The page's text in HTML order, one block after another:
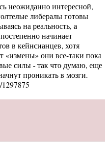
неожиданно интересной,
либералы готовы
на реальность, а
начинает
в кейнсианцев, хотя
«измены» они все-таки пока
силы - так что думаю, еще
проникать в мозги.